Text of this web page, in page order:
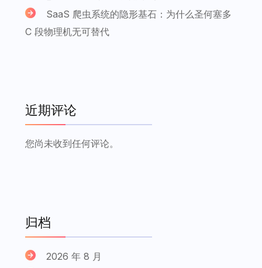
SaaS 爬虫系统的隐形基石：为什么圣何塞多
C 段物理机无可替代
近期评论
您尚未收到任何评论。
归档
2026 年 8 月